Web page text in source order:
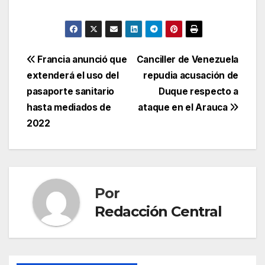
Navegación
de
entradas
Canciller de Venezuela
repudia acusación de
Duque respecto a
ataque en el Arauca
Francia anunció que
extenderá el uso del
pasaporte sanitario
hasta mediados de
2022
Por
Redacción Central